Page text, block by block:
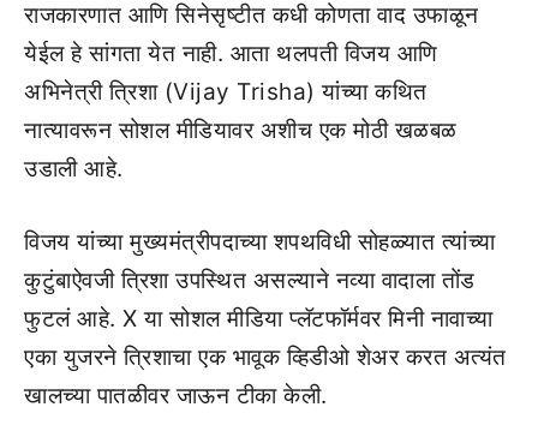
राजकारणात आणि सिनेसृष्टीत कधी कोणता वाद उफाळून
येईल हे सांगता येत नाही. आता थलपती विजय आणि
अभिनेत्री त्रिशा (Vijay Trisha) यांच्या कथित
नात्यावरून सोशल मीडियावर अशीच एक मोठी खळबळ
उडाली आहे.
विजय यांच्या मुख्यमंत्रीपदाच्या शपथविधी सोहळ्यात त्यांच्या
कुटुंबाऐवजी त्रिशा उपस्थित असल्याने नव्या वादाला तोंड
फुटलं आहे. X या सोशल मीडिया प्लॅटफॉर्मवर मिनी नावाच्या
एका युजरने त्रिशाचा एक भावूक व्हिडीओ शेअर करत अत्यंत
खालच्या पातळीवर जाऊन टीका केली.